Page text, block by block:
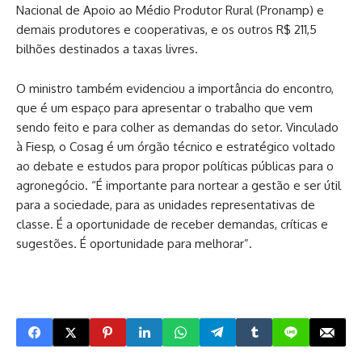
Nacional de Apoio ao Médio Produtor Rural (Pronamp) e
demais produtores e cooperativas, e os outros R$ 211,5
bilhões destinados a taxas livres.
O ministro também evidenciou a importância do encontro,
que é um espaço para apresentar o trabalho que vem
sendo feito e para colher as demandas do setor. Vinculado
à Fiesp, o Cosag é um órgão técnico e estratégico voltado
ao debate e estudos para propor políticas públicas para o
agronegócio. “É importante para nortear a gestão e ser útil
para a sociedade, para as unidades representativas de
classe. É a oportunidade de receber demandas, críticas e
sugestões. É oportunidade para melhorar”.